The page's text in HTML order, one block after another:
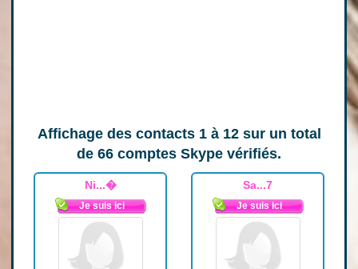
Affichage des contacts 1 à 12sur un total
de 66 comptes Skype vérifiés.
Ni...�
Je suis ici
Sa...7
Je suis ici